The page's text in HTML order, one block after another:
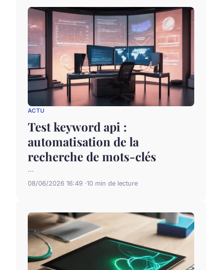
ACTU
Test keyword api :
automatisation de la
recherche de mots-clés
...
08/06/2026 16:49 10 min de lecture